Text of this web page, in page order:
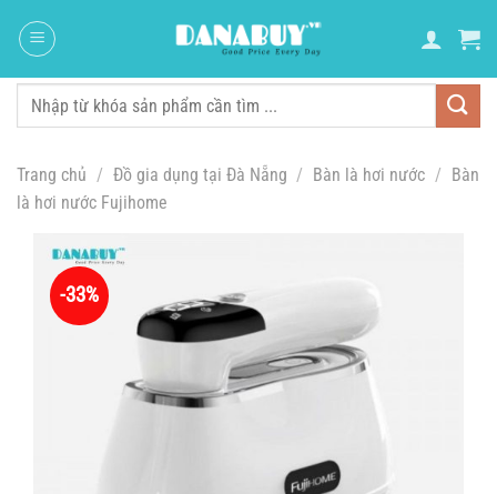
đến
dung
Tìm
Trang chủ / Đồ gia dụng tại Đà Nẵng / Bàn là hơi nước / Bàn
là hơi nước Fujihome
-33%